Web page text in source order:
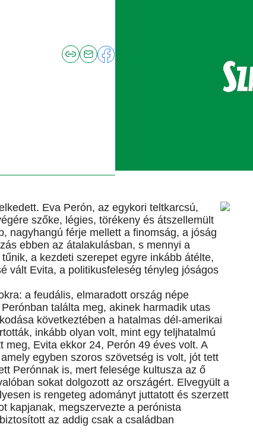
Eva Perón, az egykori teltkarcsú,
szőke, légies, törékeny és átszellemült
nagyhangú férje mellett a finomság, a jóság
ebben az átalakulásban, s mennyi a
a kezdeti szerepet egyre inkább átélte,
vált Evita, a politikusfeleség tényleg jóságos
a feudális, elmaradott ország népe
találta meg, akinek harmadik utas
következtében a hatalmas dél-amerikai
inkább olyan volt, mint egy teljhatalmú
Evita ekkor 24, Perón 49 éves volt. A
egyben szoros szövetség is volt, jót tett
Perónnak is, mert felesége kultusza az ő
sokat dolgozott az országért. Elvegyült a
is rengeteg adományt juttatott és szerzett
kapjanak, megszervezte a perónista
az addig csak a családban